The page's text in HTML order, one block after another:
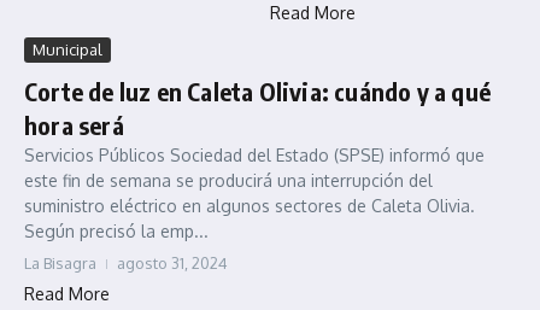
Read More
Municipal
Corte de luz en Caleta Olivia: cuándo y a qué
hora será
Servicios Públicos Sociedad del Estado (SPSE) informó que
este fin de semana se producirá una interrupción del
suministro eléctrico en algunos sectores de Caleta Olivia.
Según precisó la emp...
La Bisagra agosto 31, 2024
Read More